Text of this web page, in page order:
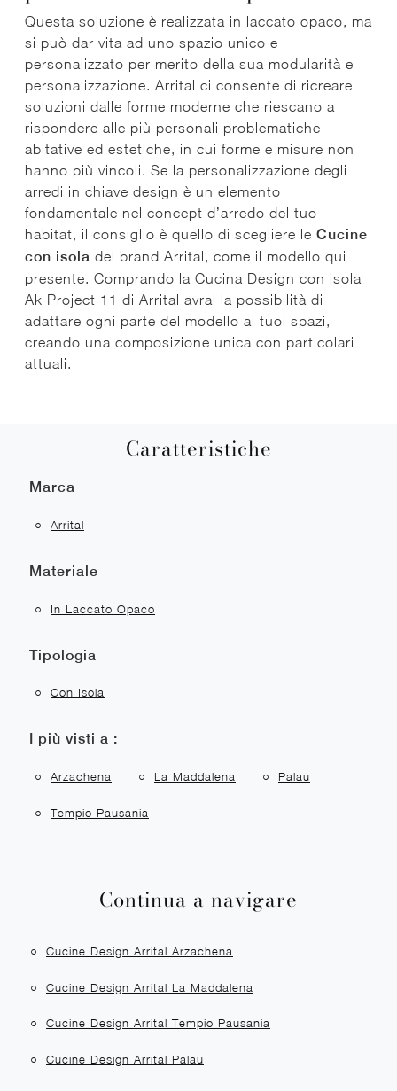
Questa soluzione è realizzata in laccato opaco, ma
si può dar vita ad uno spazio unico e
personalizzato per merito della sua modularità e
personalizzazione. Arrital ci consente di ricreare
soluzioni dalle forme moderne che riescano a
rispondere alle più personali problematiche
abitative ed estetiche, in cui forme e misure non
hanno più vincoli. Se la personalizzazione degli
arredi in chiave design è un elemento
fondamentale nel concept d’arredo del tuo
habitat, il consiglio è quello di scegliere le Cucine
con isola del brand Arrital, come il modello qui
presente. Comprando la Cucina Design con isola
Ak Project 11 di Arrital avrai la possibilità di
adattare ogni parte del modello ai tuoi spazi,
creando una composizione unica con particolari
attuali.
Caratteristiche
Marca
Arrital
Materiale
In Laccato Opaco
Tipologia
Con Isola
I più visti a :
Arzachena La Maddalena Palau
Tempio Pausania
Continua a navigare
Cucine Design Arrital Arzachena
Cucine Design Arrital La Maddalena
Cucine Design Arrital Tempio Pausania
Cucine Design Arrital Palau